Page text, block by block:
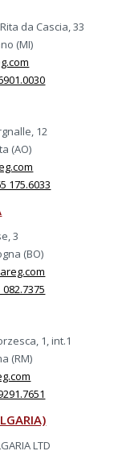
da Cascia, 33
(MI)
12
(AO)
175.6033
3
(BO)
082.7375
1, int.1
(RM)
LTD